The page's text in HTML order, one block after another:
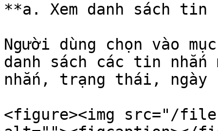
**a. Xem danh sách tin
Người dùng chọn vào
danh sách các tin nhắn
nhắn, trạng thái, ngày
<figure><img src="/files/